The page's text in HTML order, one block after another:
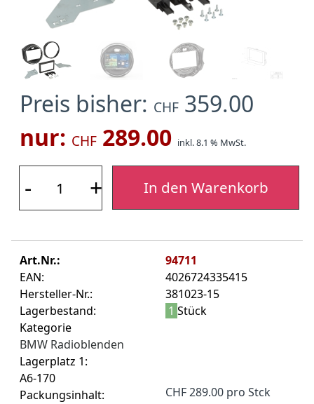
Preis bisher: CHF 359.00
nur: CHF 289.00 inkl. 8.1 % MwSt.
- + In den Warenkorb
Art.Nr.:
94711
EAN:
4026724335415
Hersteller-Nr.:
381023-15
Lagerbestand:
1 Stück
Kategorie
BMW Radioblenden
Lagerplatz 1:
A6-170
Packungsinhalt:
CHF 289.00 pro Stck